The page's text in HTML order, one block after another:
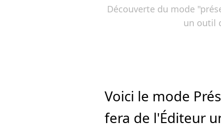
Découverte du mode
un outil
Voici le mode
fera de l'Éditeur